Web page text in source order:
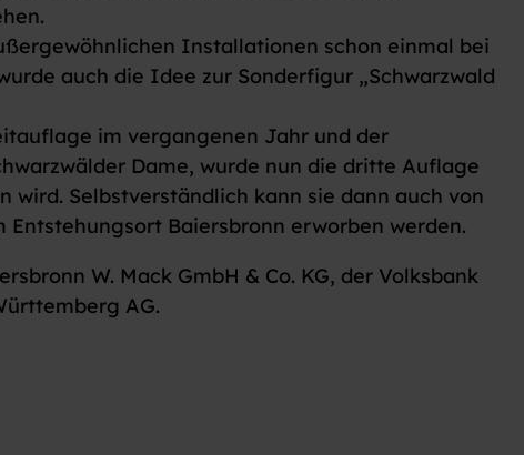
Installationen schon einmal bei
auch die Idee zur Sonderfigur „Schwarzwald
im vergangenen Jahr und der
Dame, wurde nun die dritte Auflage
Selbstverständlich kann sie dann auch von
Baiersbronn erworben werden.
W. Mack GmbH & Co. KG, der Volksbank
AG.